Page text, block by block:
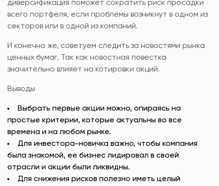
диверсификация поможет сократить риск просадки
всего портфеля, если проблемы возникнут в одном из
секторов или в одной из компаний.
И конечно же, советуем следить за новостями рынка
ценных бумаг. Так как новостная повестка
значительно влияет на котировки акций.
Выводы
Выбрать первые акции можно, опираясь на
простые критерии, которые актуальны во все
времена и на любом рынке.
Для инвестора-новичка важно, чтобы компания
была знакомой, ее бизнес лидировал в своей
отрасли и акции были ликвидны.
Для снижения рисков полезно иметь целый